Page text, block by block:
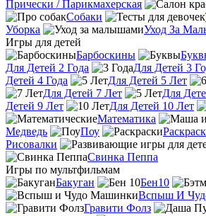
Прически / Парикмахерская
Собаки
Уборка
Уход За
Игры для детей
Барбоскины
Для Детей 2 Года
Для Детей 3
Детей 4 Года
Для Детей 5 Лет
Для Детей 7 Лет
Для
Детей 9 Лет
Для Детей 10 Лет
Математика
Медведь
Поу
Рисовалки
Свинка Пеппа
Игры по мультфильмам
Бакуган
Бен10
Вспыш И
Гравити Фолз